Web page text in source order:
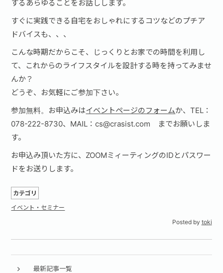
するあらゆることをお話しします。
すぐに実践できる自宅をおしゃれにするコツなどのプチア
ドバイスも、、、
こんな時期だからこそ、じっくりとお家での時間を利用し
て、これからのライフスタイルを設計する時を持ってみませ
んか？
どうぞ、お気軽にご参加下さい。
参加無料。お申込みはイベントページのフォームか、TEL：
078-222-8730、MAIL：cs@crasist.com までお願いしま
す。
お申込み頂いた方に、ZOOMミィーティングのIDとパスワー
ドをお送りします。
カテゴリ
イベント・セミナー
Posted by toki
最新記事一覧